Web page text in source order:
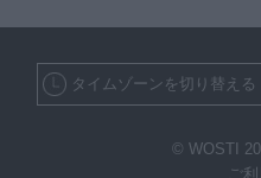
タイムゾーンを切り替える
© WOSTI
ご